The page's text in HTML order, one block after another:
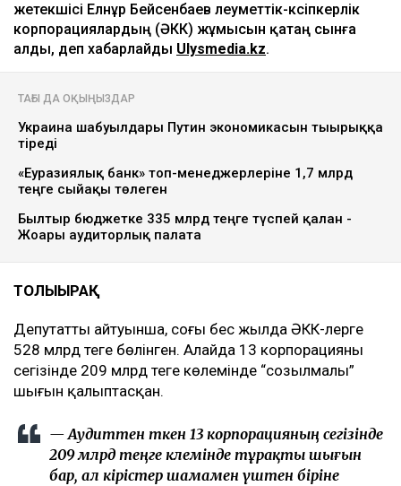
жетекшісі Елнұр Бейсенбаев әлеуметтік-кәсіпкерлік
корпорациялардың (ӘКК) жұмысын қатаң сынға
алды, деп хабарлайды Ulysmedia.kz.
ТАҒЫ ДА ОҚЫҢЫЗДАР
Украина шабуылдары Путин экономикасын тығырыққа
тіреді
«Еуразиялық банк» топ-менеджерлеріне 1,7 млрд
теңге сыйақы төлеген
Былтыр бюджетке 335 млрд теңге түспей қалған -
Жоғары аудиторлық палата
ТОЛЫҒЫРАҚ
Депутаттың айтуынша, соңғы бес жылда ӘКК-лерге
528 млрд теңге бөлінген. Алайда 13 корпорацияның
сегізінде 209 млрд теңге көлемінде “созылмалы”
шығын қалыптасқан.
— Аудиттен өткен 13 корпорацияның сегізінде
209 млрд теңге көлемінде тұрақты шығын
бар, ал кірістер шамамен үштен біріне